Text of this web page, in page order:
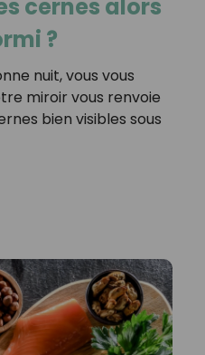
cernes alors
?
nuit, vous vous
miroir vous renvoie
bien visibles sous